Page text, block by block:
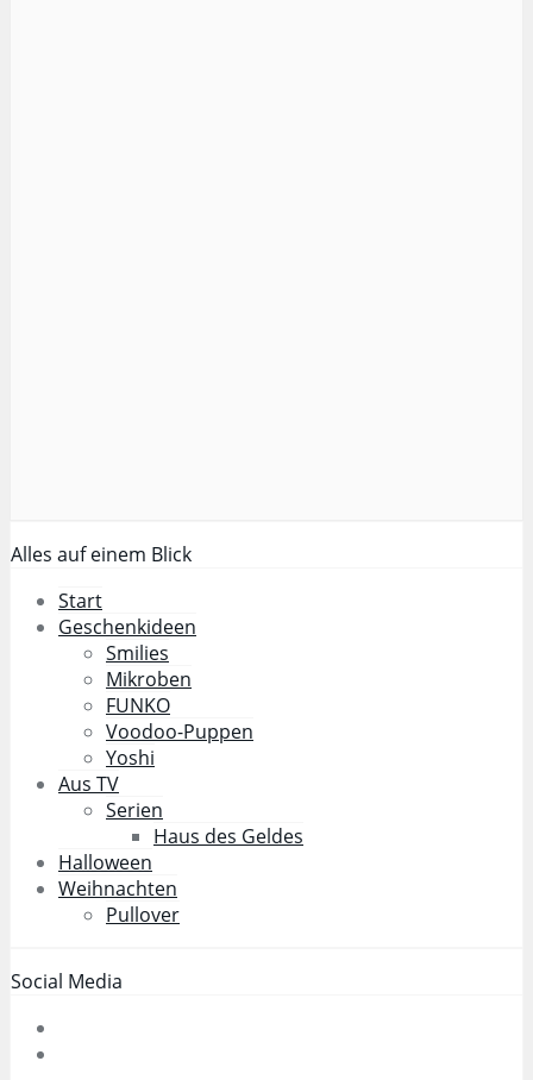
Alles auf einem Blick
Start
Geschenkideen
Smilies
Mikroben
FUNKO
Voodoo-Puppen
Yoshi
Aus TV
Serien
Haus des Geldes
Halloween
Weihnachten
Pullover
Social Media